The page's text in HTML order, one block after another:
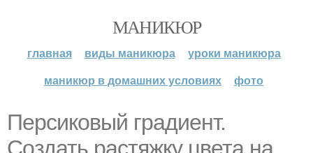
МАНИКЮР
главная виды маникюра
уроки маникюра
маникюр в домашних условиях
фото
Персиковый градиент.